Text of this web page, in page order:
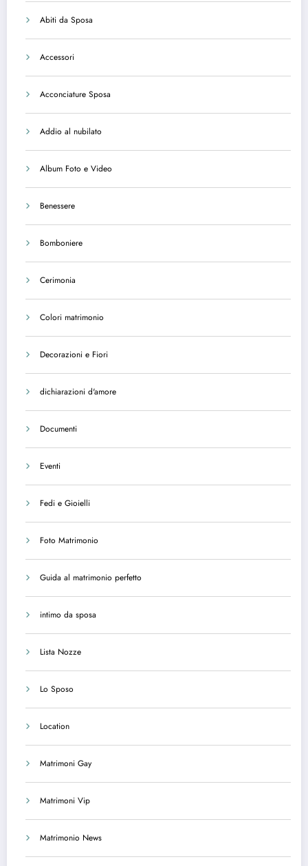
Abiti da Sposa
Accessori
Acconciature Sposa
Addio al nubilato
Album Foto e Video
Benessere
Bomboniere
Cerimonia
Colori matrimonio
Decorazioni e Fiori
dichiarazioni d'amore
Documenti
Eventi
Fedi e Gioielli
Foto Matrimonio
Guida al matrimonio perfetto
intimo da sposa
Lista Nozze
Lo Sposo
Location
Matrimoni Gay
Matrimoni Vip
Matrimonio News